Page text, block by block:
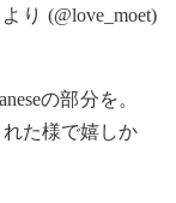
り (@love_moet)
の部分を。
た様で嬉しか